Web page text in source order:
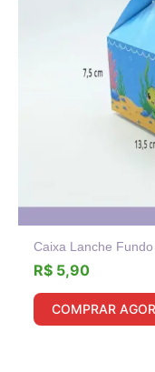
Caixa Lanche
R$5,90
COMPRAR